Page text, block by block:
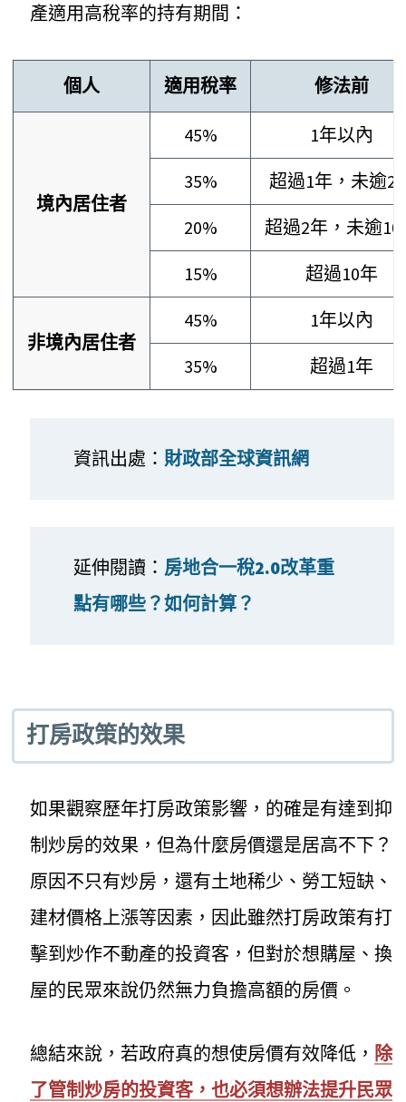
產適用高稅率的持有期間：
個人 適用稅率 修法前
境內居住者
45% 1年以內
35% 超過1年，未逾2
20% 超過2年，未逾10
15% 超過10年
非境內居住者
45% 1年以內
35% 超過1年
資訊出處： 財政部全球資訊網
延伸閱讀： 房地合一稅2.0改革重
點有哪些？如何計算？
打房政策的效果
如果觀察歷年打房政策影響，的確是有達到抑
制炒房的效果，但為什麼房價還是居高不下？
原因不只有炒房，還有土地稀少、勞工短缺、
建材價格上漲等因素，因此雖然打房政策有打
擊到炒作不動產的投資客，但對於想購屋、換
屋的民眾來說仍然無力負擔高額的房價。
總結來說，若政府真的想使房價有效降低， 除
了管制炒房的投資客，也必須想辦法提升民眾